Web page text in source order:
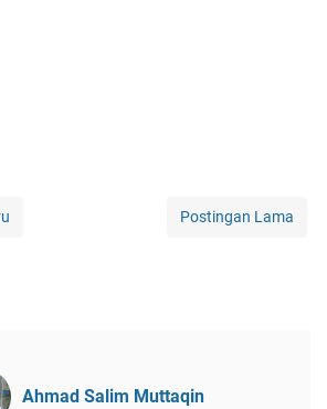
Postingan Lama
Ahmad Salim Muttaqin